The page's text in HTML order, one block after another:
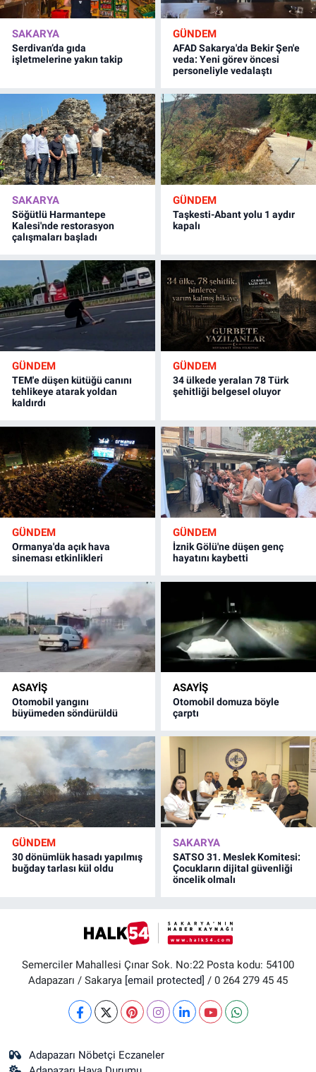
SAKARYA
Serdivan’da gıda
işletmelerine yakın takip
GÜNDEM
AFAD Sakarya'da Bekir Şen'e
veda: Yeni görev öncesi
personeliyle vedalaştı
SAKARYA
Söğütlü Harmantepe
Kalesi'nde restorasyon
çalışmaları başladı
GÜNDEM
Taşkesti-Abant yolu 1 aydır
kapalı
GÜNDEM
TEM'e düşen kütüğü canını
tehlikeye atarak yoldan
kaldırdı
GÜNDEM
34 ülkede yeralan 78 Türk
şehitliği belgesel oluyor
GÜNDEM
Ormanya'da açık hava
sineması etkinlikleri
GÜNDEM
İznik Gölü'ne düşen genç
hayatını kaybetti
ASAYİŞ
Otomobil yangını
büyümeden söndürüldü
ASAYİŞ
Otomobil domuza böyle
çarptı
GÜNDEM
30 dönümlük hasadı yapılmış
buğday tarlası kül oldu
SAKARYA
SATSO 31. Meslek Komitesi:
Çocukların dijital güvenliği
öncelik olmalı
Semerciler Mahallesi Çınar Sok. No:22 Posta kodu: 54100
Adapazarı / Sakarya [email protected] / 0 264 279 45 45
Adapazarı Nöbetçi Eczaneler